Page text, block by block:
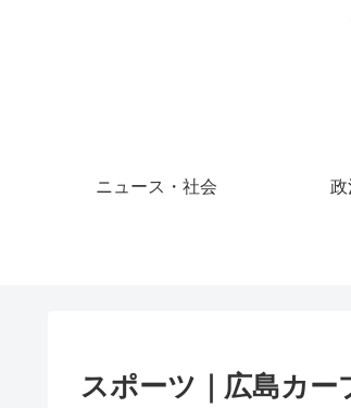
ニュース・社会 政
スポーツ｜広島カー